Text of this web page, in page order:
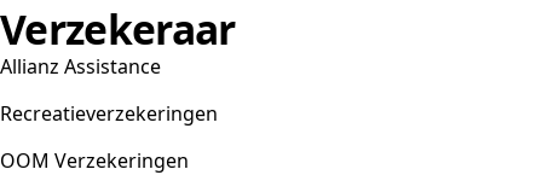
Verzekeraar
Allianz Assistance
Recreatieverzekeringen
OOM Verzekeringen